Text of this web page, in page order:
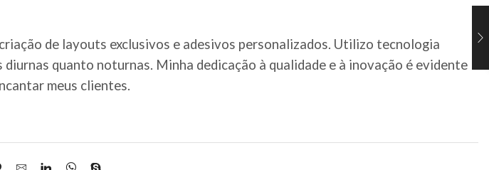
de layouts exclusivos e adesivos personalizados. Utilizo tecnologia
quanto noturnas. Minha dedicação à qualidade e à inovação é evidente
meus clientes.